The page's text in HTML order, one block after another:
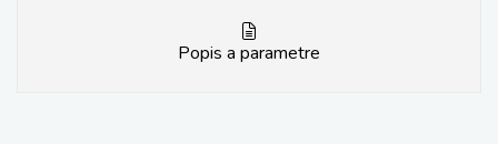
Popis a parametre